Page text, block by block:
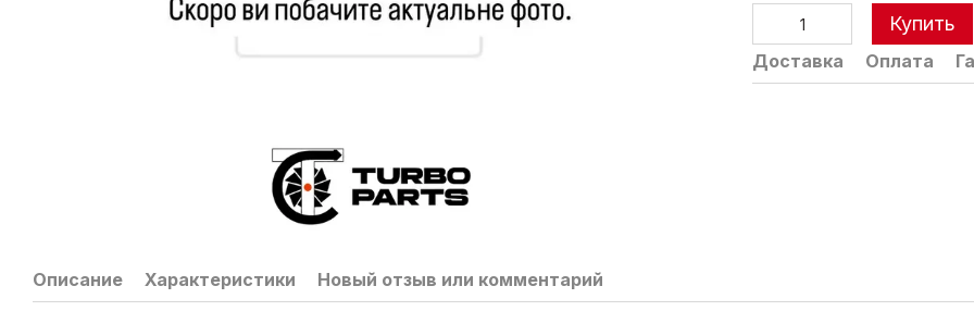
Купить
Доставка Оплата
Описание Характеристики Новый отзыв или комментарий